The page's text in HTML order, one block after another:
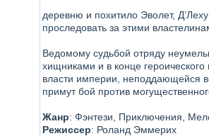
деревню и похитило Эволет,
проследовать за этими
Ведомому судьбой отряду
хищниками и в конце
власти империи, неподдающейся
примут бой против
Жанр: Фэнтези, Приключения,
Режиссер: Роланд Эммерих